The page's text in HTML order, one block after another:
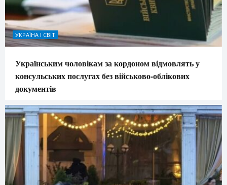
УКРАЇНА І СВІТ
Українським чоловікам за кордоном відмовлять у
консульських послугах без військово-облікових
документів